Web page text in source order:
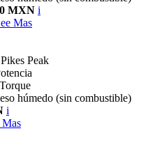
MXN i
Mas
Peak
Torque
húmedo (sin combustible)
i